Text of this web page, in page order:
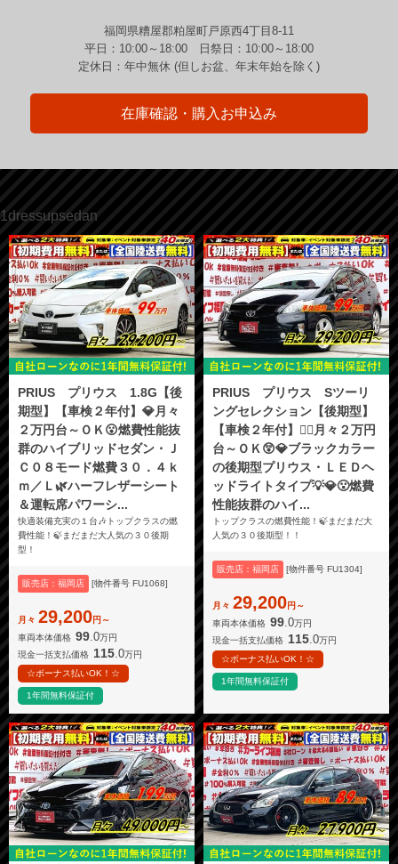
福岡県糟屋郡粕屋町戸原西4丁目8-11
平日：10:00～18:00 日祭日：10:00～18:00
定休日：年中無休 (但しお盆、年末年始を除く)
在庫確認・購入お申込み
1dressupsedan
PRIUS プリウス 1.8G【後
期型】【車検２年付】💎月々
２万円台～ＯＫ😮燃費性能抜
群のハイブリッドセダン・Ｊ
Ｃ０８モード燃費３０．４ｋ
ｍ／Ｌ🌿ハーフレザーシート
＆運転席パワーシ...
快適装備充実の１台🎶トップクラスの燃
費性能！🍃まだまだ大人気の３０後期
型！
販売店：福岡店 [物件番号 FU1068]
月々 29,200円～
車両本体価格 99.0万円
現金一括支払価格 115 .0万円
☆ボーナス払いOK！☆
1年間無料保証付
PRIUS プリウス Sツーリ
ングセレクション【後期型】
【車検２年付】🏳️‍🌈月々２万円
台～ＯＫ😲💎ブラックカラー
の後期型プリウス・ＬＥＤヘ
ッドライトタイプ💡💎😮燃費
性能抜群のハイ...
トップクラスの燃費性能！🍃まだまだ大
人気の３０後期型！！
販売店：福岡店 [物件番号 FU1304]
月々 29,200円～
車両本体価格 99.0万円
現金一括支払価格 115 .0万円
☆ボーナス払いOK！☆
1年間無料保証付